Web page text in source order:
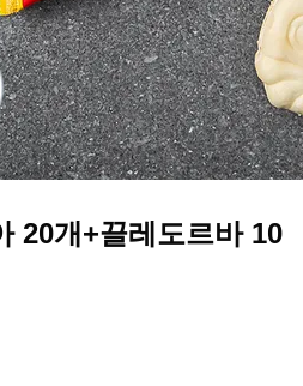
20개+끌레도르바 10